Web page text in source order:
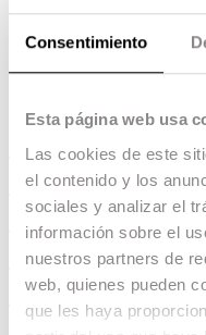
Consentimiento
Esta página web usa
Las cookies de este
el contenido y los
sociales y analizar el
información sobre el
nuestros partners de
web, quienes pueden
que les haya
tal efecto, se propondrán
impartidos en clase para
Contenidos
Tema 1. La naturaleza de
Tema 2. Intermodalidad: la
Tema 3. El mundo como
Tema 4. Discursos
Tema 5. De los estudios